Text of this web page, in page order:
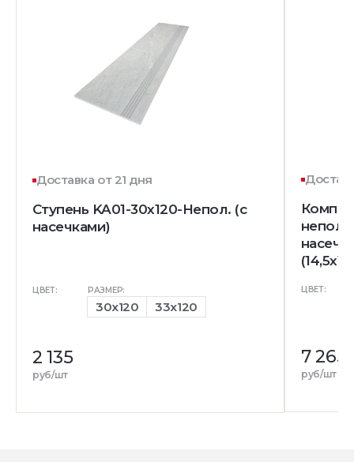
Доставка от 21 дня
Ступень KA01-30x120-Непол. (с
насечками)
ЦВЕТ: РАЗМЕР:
30x120 33x120
2 135
руб/шт
непол.
ЦВЕТ:
7 265
руб/шт